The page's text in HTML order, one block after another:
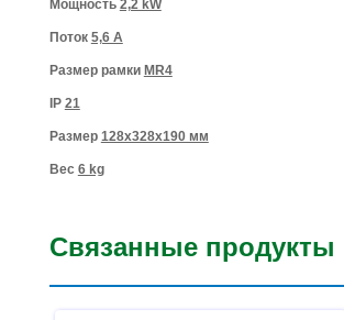
Мощность 2,2 kW
Поток 5,6 A
Размер рамки MR4
IP 21
Размер 128x328x190 мм
Вес 6 kg
Связанные продукты